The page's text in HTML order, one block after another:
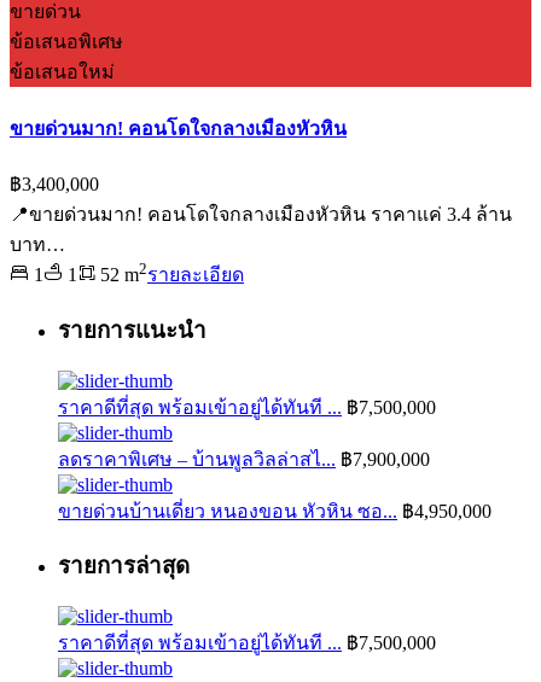
ขายด่วน
ข้อเสนอพิเศษ
ข้อเสนอใหม่
ขายด่วนมาก! คอนโดใจกลางเมืองหัวหิน
฿3,400,000
📍ขายด่วนมาก! คอนโดใจกลางเมืองหัวหิน ราคาแค่ 3.4 ล้าน
บาท…
1
1 52 m2รายละเอียด
รายการแนะนำ
ราคาดีที่สุด พร้อมเข้าอยู่ได้ทันที ... ฿7,500,000
ลดราคาพิเศษ – บ้านพูลวิลล่าสไ... ฿7,900,000
ขายด่วนบ้านเดี่ยว หนองขอน หัวหิน ซอ... ฿4,950,000
รายการล่าสุด
ราคาดีที่สุด พร้อมเข้าอยู่ได้ทันที ... ฿7,500,000